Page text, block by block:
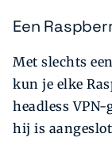
Een
Met slechts
kun je elke
headless
hij is